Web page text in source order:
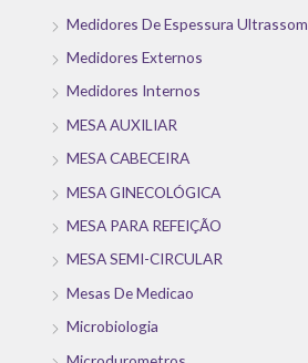
Medidores De Espessura Ultrassom
Medidores Externos
Medidores Internos
MESA AUXILIAR
MESA CABECEIRA
MESA GINECOLÓGICA
MESA PARA REFEIÇÃO
MESA SEMI-CIRCULAR
Mesas De Medicao
Microbiologia